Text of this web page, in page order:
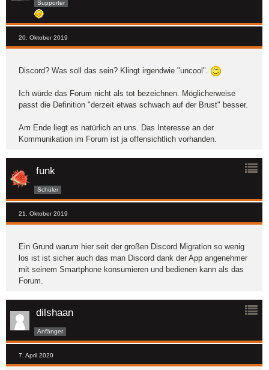
Supporter
20. Oktober 2019
Discord? Was soll das sein? Klingt irgendwie "uncool".
Ich würde das Forum nicht als tot bezeichnen. Möglicherweise
passt die Definition "derzeit etwas schwach auf der Brust" besser.
Am Ende liegt es natürlich an uns. Das Interesse an der
Kommunikation im Forum ist ja offensichtlich vorhanden.
funk
Schüler
21. Oktober 2019
Ein Grund warum hier seit der großen Discord Migration so wenig
los ist ist sicher auch das man Discord dank der App angenehmer
mit seinem Smartphone konsumieren und bedienen kann als das
Forum.
dilshaan
Anfänger
7. April 2020